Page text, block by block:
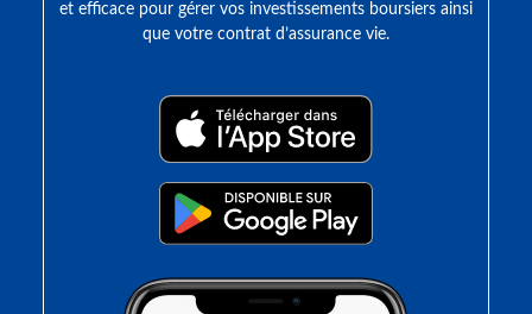
et efficace pour gérer vos investissements boursiers ainsi
que votre contrat d’assurance vie.